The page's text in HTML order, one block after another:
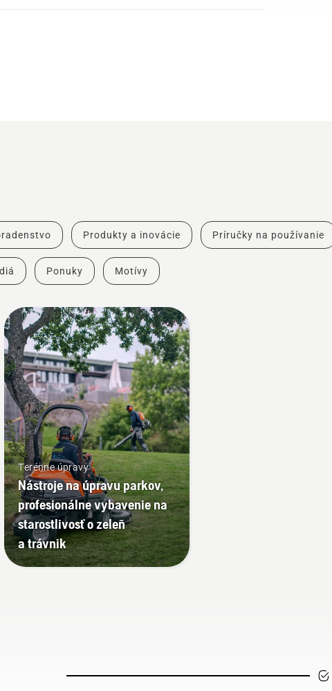
Produkty a inovácie Príručky na používanie
Ponuky Motívy
Terénne úpravy
Nástroje na úpravu parkov,
profesionálne vybavenie na
starostlivosť o zeleň
a trávnik